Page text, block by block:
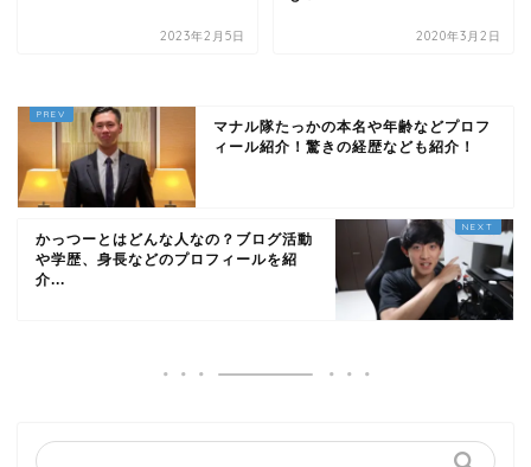
2023年2月5日 2020年3月2日
マナル隊たっかの本名や年齢などプロフ
ィール紹介！驚きの経歴なども紹介！
かっつーとはどんな人なの？ブログ活動
や学歴、身長などのプロフィールを紹
介...